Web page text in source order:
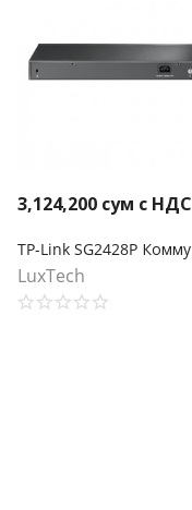
3,124,200 сум с НДС
LuxTech